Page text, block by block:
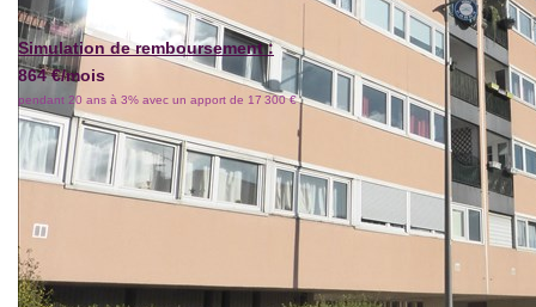
Simulation de remboursement :
864 €/mois
pendant 20 ans à 3% avec un apport de 17 300 €
Description
Réf : 6089
Dans résidence récemment ravalée, en proximité des